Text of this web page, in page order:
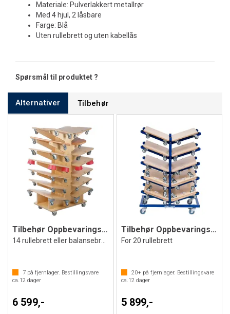
Materiale: Pulverlakkert metallrør
Med 4 hjul, 2 låsbare
Farge: Blå
Uten rullebrett og uten kabellås
Spørsmål til produktet ?
Alternativer Tilbehør
Tilbehør Oppbevaringsvogn
7 på fjernlager. Bestillingsvare
ca.12 dager
6 599,-
Tilbehør Oppbevaringsvogn for rullebrett
For 20 rullebrett
20+på fjernlager. Bestillingsvare
ca.12dager
5 899,-